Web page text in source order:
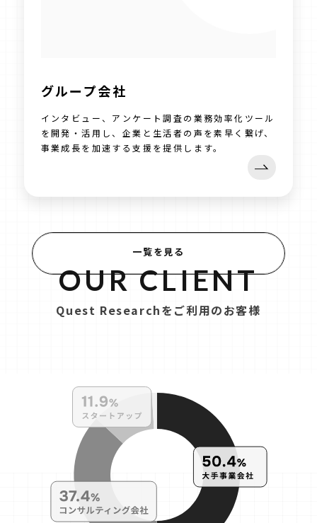
グループ会社
インタビュー、アンケート調査の業務効率化ツール
を開発・活用し、企業と生活者の声を素早く繋げ、
事業成長を加速する支援を提供します。
一覧を見る
OUR CLIENT
Quest Researchをご利用のお客様